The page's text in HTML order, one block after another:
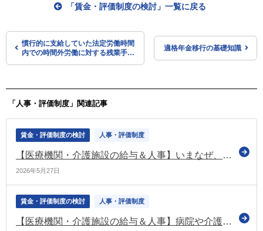
慣行的に支給していた法定労働時間
内での時間外労働に対する残業手当
「賃金・評価制度の検討」一覧に戻る
適格年金移行の基礎知識
「人事・評価制度」関連記事
賃金・評価制度の検討 人事・評価制度
【医療機関・介護施設の給与＆人事】いまなぜ、病院・介護施設の賃金・人事制度の改革が必要か
2026年5月27日
賃金・評価制度の検討 人事・評価制度
【医療機関・介護施設の給与＆人事】病院や介護施設に最適な等級制度～複線型等級制度とは